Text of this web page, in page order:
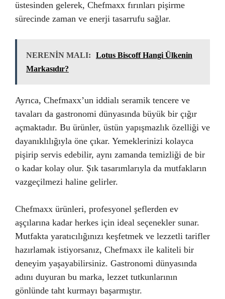
üstesinden gelerek, Chefmaxx fırınları pişirme
sürecinde zaman ve enerji tasarrufu sağlar.
NERENİN MALI:
Lotus Biscoff Hangi Ülkenin
Markasıdır?
Ayrıca, Chefmaxx’un iddialı seramik tencere ve
tavaları da gastronomi dünyasında büyük bir çığır
açmaktadır. Bu ürünler, üstün yapışmazlık özelliği ve
dayanıklılığıyla öne çıkar. Yemeklerinizi kolayca
pişirip servis edebilir, aynı zamanda temizliği de bir
o kadar kolay olur. Şık tasarımlarıyla da mutfakların
vazgeçilmezi haline gelirler.
Chefmaxx ürünleri, profesyonel şeflerden ev
aşçılarına kadar herkes için ideal seçenekler sunar.
Mutfakta yaratıcılığınızı keşfetmek ve lezzetli tarifler
hazırlamak istiyorsanız, Chefmaxx ile kaliteli bir
deneyim yaşayabilirsiniz. Gastronomi dünyasında
adını duyuran bu marka, lezzet tutkunlarının
gönlünde taht kurmayı başarmıştır.